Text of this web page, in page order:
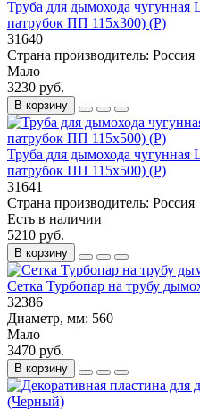
Труба для дымохода
патрубок ПП 115х300) (Р)
31640
Страна производитель: Россия
Мало
3230 руб.
В корзину
Труба для дымохода
патрубок ПП 115х500) (Р)
31641
Страна производитель: Россия
Есть в наличии
5210 руб.
В корзину
Сетка Турбопар на трубу
32386
Диаметр, мм: 560
Мало
3470 руб.
В корзину